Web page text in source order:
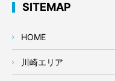
SITEMAP
HOME
川崎エリア